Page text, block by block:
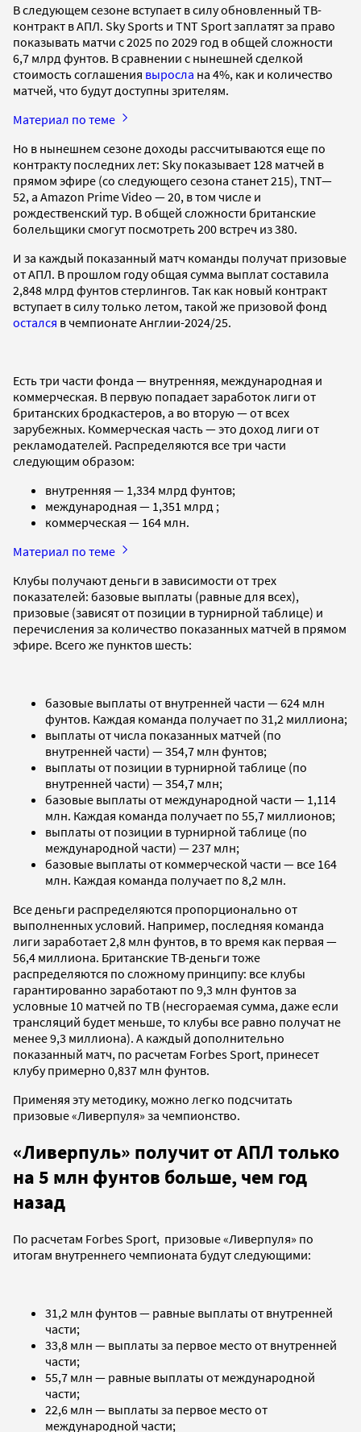
В следующем сезоне вступает в силу обновленный ТВ-
контракт в АПЛ. Sky Sports и TNT Sport заплатят за право
показывать матчи с 2025 по 2029 год в общей сложности
6,7 млрд фунтов. В сравнении с нынешней сделкой
стоимость соглашения выросла на 4%, как и количество
матчей, что будут доступны зрителям.
Материал по теме
Но в нынешнем сезоне доходы рассчитываются еще по
контракту последних лет: Sky показывает 128 матчей в
прямом эфире (со следующего сезона станет 215), TNT—
52, а Amazon Prime Video — 20, в том числе и
рождественский тур. В общей сложности британские
болельщики смогут посмотреть 200 встреч из 380.
И за каждый показанный матч команды получат призовые
от АПЛ. В прошлом году общая сумма выплат составила
2,848 млрд фунтов стерлингов. Так как новый контракт
вступает в силу только летом, такой же призовой фонд
остался в чемпионате Англии-2024/25.
Есть три части фонда — внутренняя, международная и
коммерческая. В первую попадает заработок лиги от
британских бродкастеров, а во вторую — от всех
зарубежных. Коммерческая часть — это доход лиги от
рекламодателей. Распределяются все три части
следующим образом:
внутренняя — 1,334 млрд фунтов;
международная — 1,351 млрд ;
коммерческая — 164 млн.
Материал по теме
Клубы получают деньги в зависимости от трех
показателей: базовые выплаты (равные для всех),
призовые (зависят от позиции в турнирной таблице) и
перечисления за количество показанных матчей в прямом
эфире. Всего же пунктов шесть:
базовые выплаты от внутренней части — 624 млн
фунтов. Каждая команда получает по 31,2 миллиона;
выплаты от числа показанных матчей (по
внутренней части) — 354,7 млн фунтов;
выплаты от позиции в турнирной таблице (по
внутренней части) — 354,7 млн;
базовые выплаты от международной части — 1,114
млн. Каждая команда получает по 55,7 миллионов;
выплаты от позиции в турнирной таблице (по
международной части) — 237 млн;
базовые выплаты от коммерческой части — все 164
млн. Каждая команда получает по 8,2 млн.
Все деньги распределяются пропорционально от
выполненных условий. Например, последняя команда
лиги заработает 2,8 млн фунтов, в то время как первая —
56,4 миллиона. Британские ТВ-деньги тоже
распределяются по сложному принципу: все клубы
гарантированно заработают по 9,3 млн фунтов за
условные 10 матчей по ТВ (несгораемая сумма, даже если
трансляций будет меньше, то клубы все равно получат не
менее 9,3 миллиона). А каждый дополнительно
показанный матч, по расчетам Forbes Sport, принесет
клубу примерно 0,837 млн фунтов.
Применяя эту методику, можно легко подсчитать
призовые «Ливерпуля» за чемпионство.
«Ливерпуль» получит от АПЛ только
на 5 млн фунтов больше, чем год
назад
По расчетам Forbes Sport, призовые «Ливерпуля» по
итогам внутреннего чемпионата будут следующими:
31,2 млн фунтов — равные выплаты от внутренней
части;
33,8 млн — выплаты за первое место от внутренней
части;
55,7 млн — равные выплаты от международной
части;
22,6 млн — выплаты за первое место от
международной части;